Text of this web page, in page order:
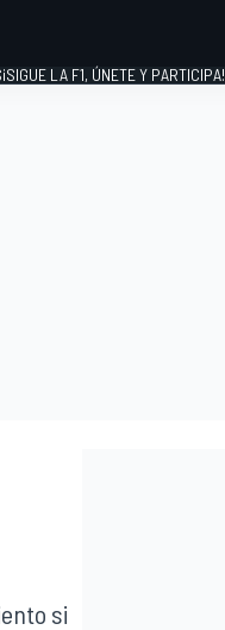
¡SIGUE LA F1, ÚNETE Y PARTICIPA!
si